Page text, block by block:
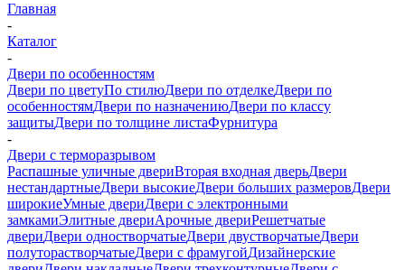
Главная
-
Каталог
-
Двери по особенностям
Двери по цветуПо стилюДвери по отделкеДвери по
особенностямДвери по назначениюДвери по классу
защитыДвери по толщине листаФурнитура
-
Двери с терморазрывом
Распашные уличные двериВторая входная дверьДвери
нестандартныеДвери высокиеДвери больших размеровДвери
широкиеУмные двериДвери с электронными
замкамиЭлитные двериАрочные двериРешетчатые
двериДвери одностворчатыеДвери двустворчатыеДвери
полуторастворчатыеДвери с фрамугойДизайнерские